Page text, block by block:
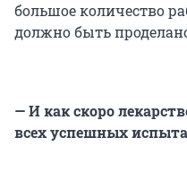
большое количество
должно быть
— И как скоро
всех успешных